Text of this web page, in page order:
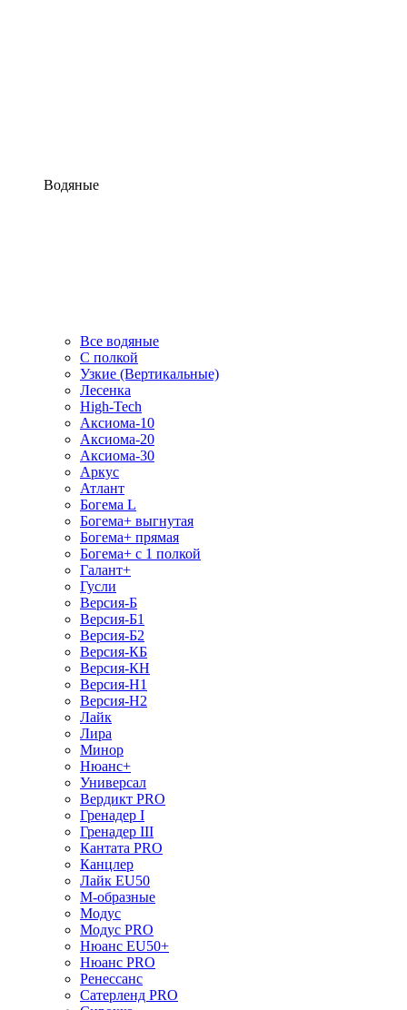
Водяные
Все водяные
С полкой
Узкие (Вертикальные)
Лесенка
High-Tech
Аксиома-10
Аксиома-20
Аксиома-30
Аркус
Атлант
Богема L
Богема+ выгнутая
Богема+ прямая
Богема+ с 1 полкой
Галант+
Гусли
Версия-Б
Версия-Б1
Версия-Б2
Версия-КБ
Версия-КН
Версия-Н1
Версия-Н2
Лайк
Лира
Минор
Нюанс+
Универсал
Вердикт PRO
Гренадер I
Гренадер III
Кантата PRO
Канцлер
Лайк EU50
М-образные
Модус
Модус PRO
Нюанс EU50+
Нюанс PRO
Ренессанс
Сатерленд PRO